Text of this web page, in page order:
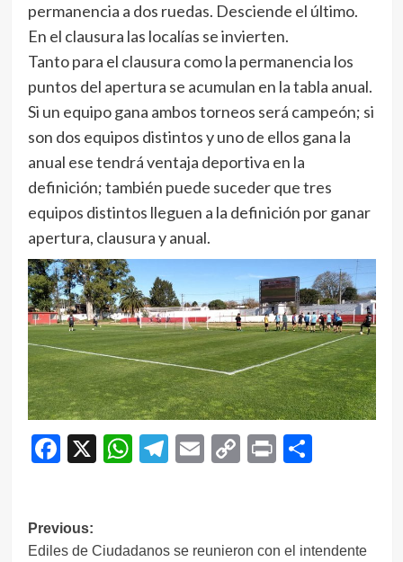
permanencia a dos ruedas. Desciende el último.
En el clausura las localías se invierten.
Tanto para el clausura como la permanencia los
puntos del apertura se acumulan en la tabla anual.
Si un equipo gana ambos torneos será campeón; si
son dos equipos distintos y uno de ellos gana la
anual ese tendrá ventaja deportiva en la
definición; también puede suceder que tres
equipos distintos lleguen a la definición por ganar
apertura, clausura y anual.
Facebook
X WhatsApp
Telegram
EmailCopy
Print
Navegación
Previous:
Ediles de Ciudadanos se reunieron con el intendente